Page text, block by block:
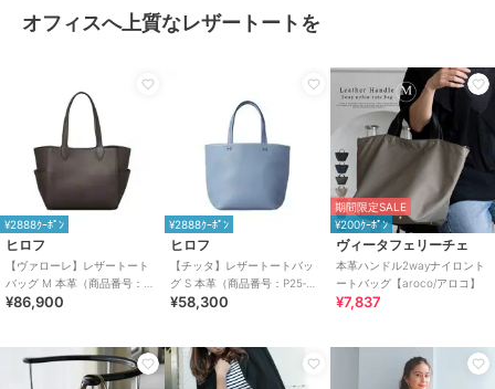
オフィスへ上質なレザートートを
¥2888ｸｰﾎﾟﾝ
ヒロフ
【ヴァローレ】レザートート
バッグ M 本革（商品番号：
P25-35313）
¥86,900
¥2888ｸｰﾎﾟﾝ
ヒロフ
【チッタ】レザートートバッ
グ S 本革（商品番号：P25‐
35550）
¥58,300
期間限定SALE
¥200ｸｰﾎﾟﾝ
ヴィータフェリーチェ
本革ハンドル2wayナイロント
ートバッグ【aroco/アロコ】
¥7,837